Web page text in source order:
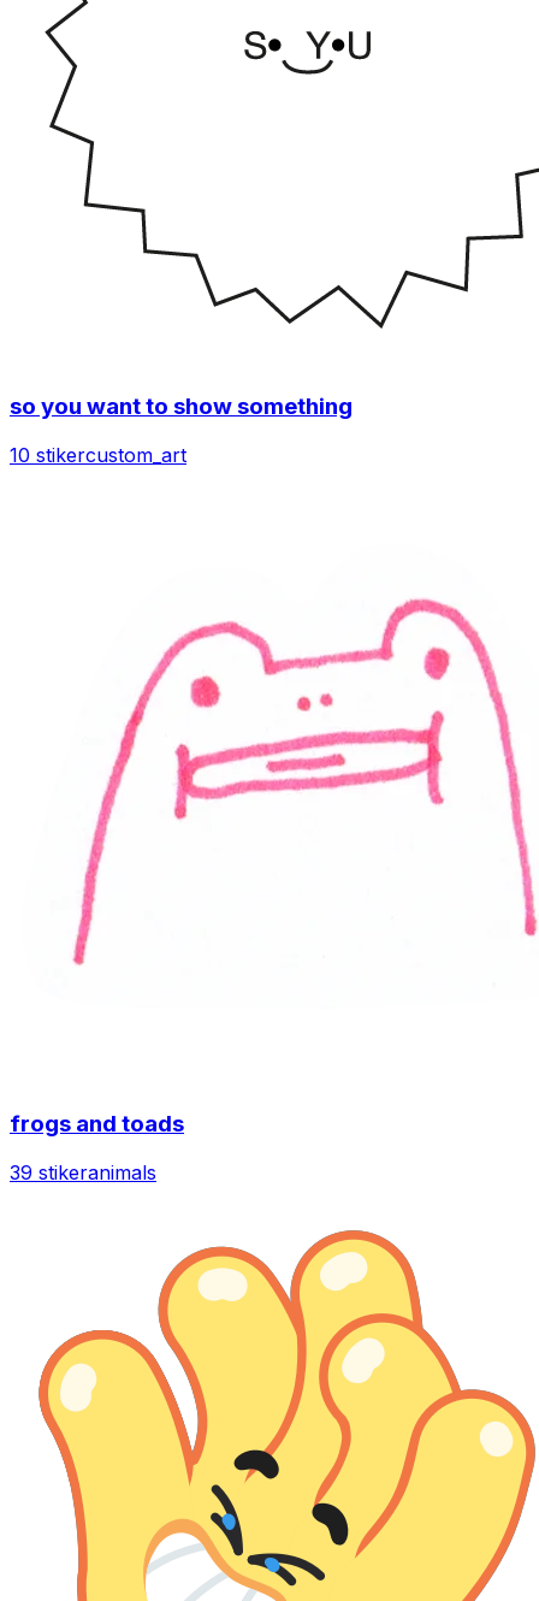
so you want to show something
10 stikercustom_art
frogs and toads
39 stikeranimals